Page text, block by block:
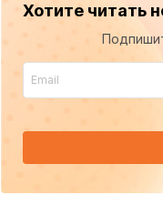
Хотите читать